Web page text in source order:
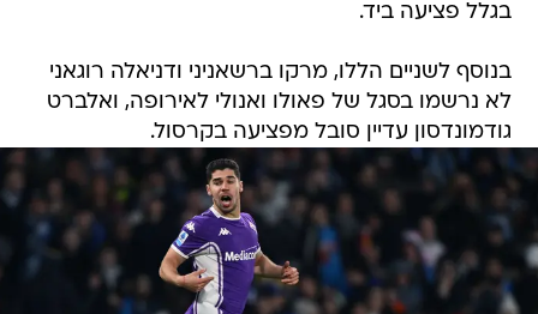
בגלל פציעה ביד.
בנוסף לשניים הללו, מרקו ברשאניני ודניאלה רוגאני
לא נרשמו בסגל של פאולו ואנולי לאירופה, ואלברט
גודמונדסון עדיין סובל מפציעה בקרסול.